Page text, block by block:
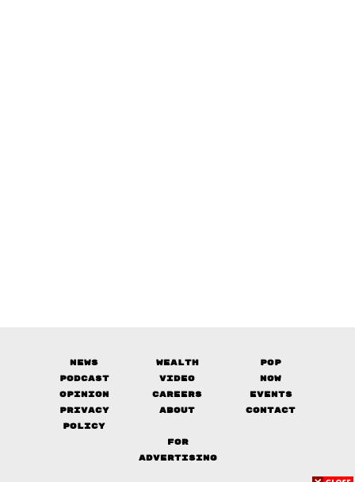
News Wealth
Pop
Podcast
Video
Now
Opinion
Careers
Events
Privacy
Policy
About Contact
FOR
ADVERTISING